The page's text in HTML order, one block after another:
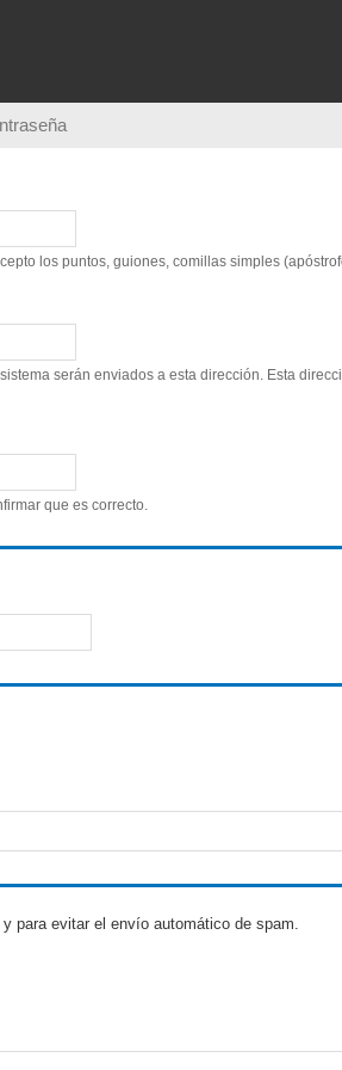
los puntos, guiones, comillas simples
serán enviados a esta dirección. Esta
que es correcto.
para evitar el envío automático de spam.